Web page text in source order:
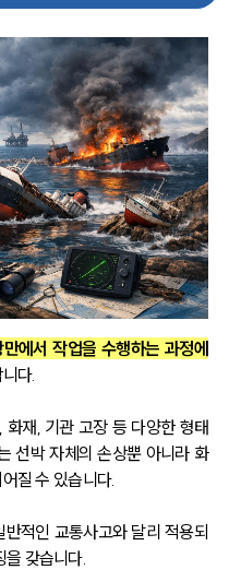
에서 작업을 수행하는 과정에
다.
화재, 기관 고장 등 다양한 형태
선박 자체의 손상뿐 아니라 화
질 수 있습니다.
적인 교통사고와 달리 적용되
갖습니다.